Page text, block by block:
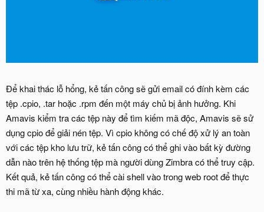
Để khai thác lỗ hổng, kẻ tấn công sẽ gửi email có đính kèm các
tệp .cpio, .tar hoặc .rpm đến một máy chủ bị ảnh hưởng. Khi
Amavis kiểm tra các tệp này để tìm kiếm mã độc, Amavis sẽ sử
dụng cpio để giải nén tệp. Vì cpio không có chế độ xử lý an toàn
với các tệp kho lưu trữ, kẻ tấn công có thể ghi vào bất kỳ đường
dẫn nào trên hệ thống tệp mà người dùng Zimbra có thể truy cập.
Kết quả, kẻ tấn công có thể cài shell vào trong web root để thực
thi mã từ xa, cùng nhiều hành động khác.